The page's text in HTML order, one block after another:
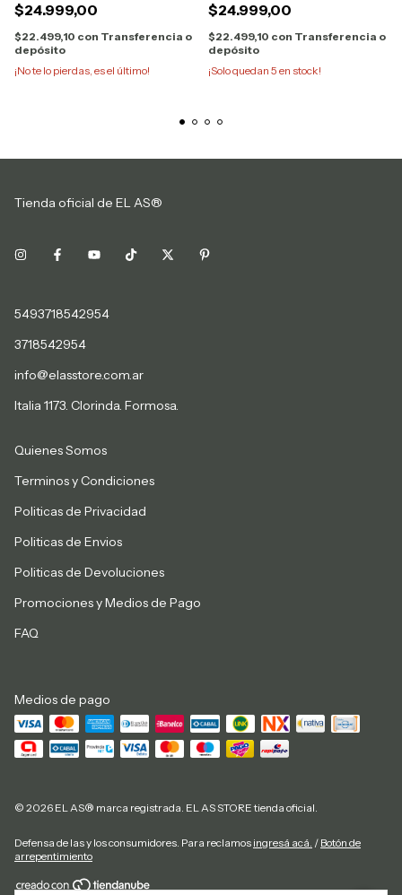
$24.999,00
$22.499,10 con Transferencia o
depósito
¡No te lo pierdas, es el último!
$24.999,00
$22.499,10 con Transferencia o
depósito
¡Solo quedan 5 en stock!
Tienda oficial de EL AS®
5493718542954
3718542954
info@elasstore.com.ar
Italia 1173. Clorinda. Formosa.
Quienes Somos
Terminos y Condiciones
Politicas de Privacidad
Politicas de Envios
Politicas de Devoluciones
Promociones y Medios de Pago
FAQ
Medios de pago
© 2026 EL AS® marca registrada. EL AS STORE tienda oficial.
Defensa de las y los consumidores. Para reclamos ingresá acá. / Botón de
arrepentimiento